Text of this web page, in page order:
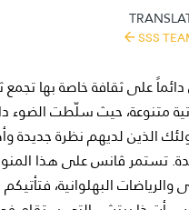
SSS
على ثقافة خاصة بها تجمع
متنوعة، حيث سلّطت الضوء
الذين لديهم نظرة جديدة
تستمر ڤانس على هذا
البهلوانية، فتأتيكم